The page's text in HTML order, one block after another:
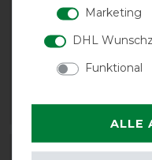
HorSeven Sandwich Cap
vorher 15,90 €
12,70 € *
-35%
Marketing
DHL
Funktional
ALLE